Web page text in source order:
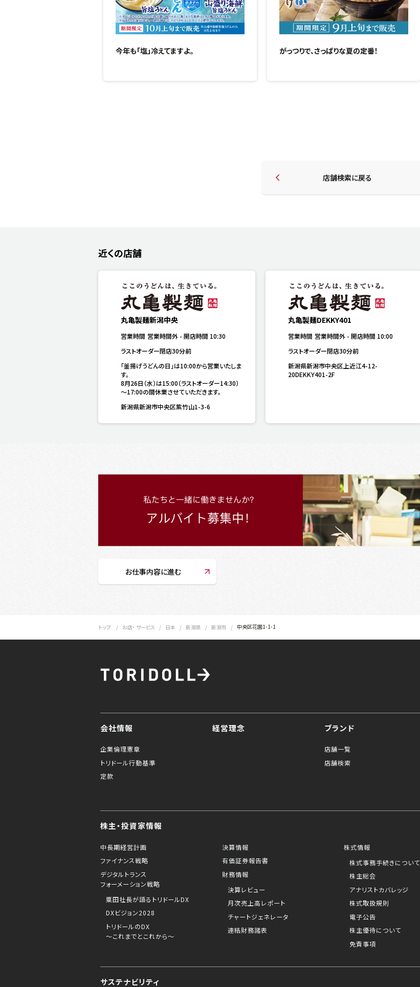
今年も「塩」冷えてますよ。 がっつりで、さっぱりな夏の定番！
店舗検索に戻る
近くの店舗
丸亀製麺新潟中央
営業時間 営業時間外 - 開店時間 10:30
ラストオーダー閉店30分前
「釜揚げうどんの日」は10:00から営業いたしま
す。
8月26日（水）は15:00（ラストオーダー14:30）
～17:00の間休業させていただきます。
新潟県新潟市中央区紫竹山1-3-6
丸亀製麺DEKKY401
営業時間 営業時間外- 開店時間 10:00
ラストオーダー閉店30分前
新潟県新潟市中央区上近江4-12-
20DEKKY401-2F
お仕事内容に進む
トップ お店・ サービス 日本 新潟県 新潟市 中央区花園1-1-1
会社情報
企業倫理憲章
トリドール行動基準
定款
経営理念 ブランド
店舗一覧
店舗検索
株主・投資家情報
中長期経営計画
ファイナンス戦略
デジタルトランス
フォーメーション戦略
粟田社長が語るトリドールDX
DXビジョン2028
トリドールのDX
～これまでとこれから～
決算情報
有価証券報告書
財務情報
決算レビュー
月次売上高レポート
チャートジェネレータ
連結財務諸表
株式情報
株式事務手続きについて
株主総会
アナリストカバレッジ
株式取扱規則
電子公告
株主優待について
免責事項
サステナビリティ